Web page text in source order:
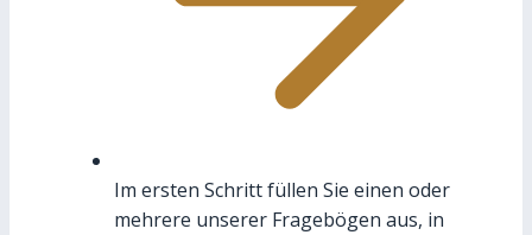
Im ersten Schritt füllen Sie einen oder
mehrere unserer Fragebögen aus, in